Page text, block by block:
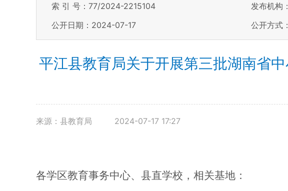
索 引 号：77/2024-2215104 发布机构
公开日期：2024-07-17
公开方式
平江县教育局关于开展第三批湖南省
来源：县教育局 2024-07-17 17:27
各学区教育事务中心、县直学校，相关基地：